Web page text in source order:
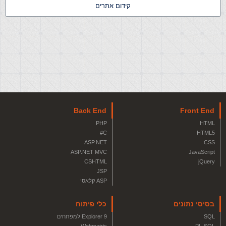
קידום אתרים
Front End
HTML
HTML5
CSS
JavaScript
jQuery
Back End
PHP
C#
ASP.NET
ASP.NET MVC
CSHTML
JSP
ASP קלאסי
בסיסי נתונים
SQL
כלי פיתוח
Explorer 9 למפתחים